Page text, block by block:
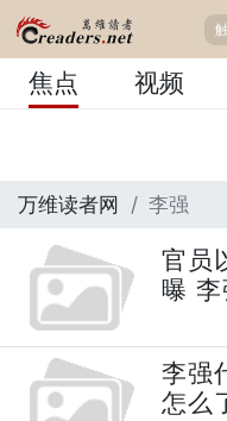
焦点 视频
万维读者网 李强
官员
曝
李强
怎么